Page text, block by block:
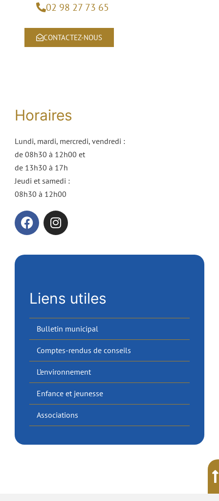
02 98 27 73 65
CONTACTEZ-NOUS
Horaires
Lundi, mardi, mercredi, vendredi :
de 08h30 à 12h00 et
de 13h30 à 17h
Jeudi et samedi :
08h30 à 12h00
Liens utiles
Bulletin municipal
Comptes-rendus de conseils
L’environnement
Enfance et jeunesse
Associations